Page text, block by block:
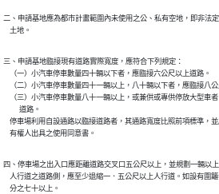
二、申請基地應為都市計畫範圍內未使用之公、私有空地，即非法
    土地。
三、申請基地臨接現有道路實際寬度，應符合下列規定：
    （一）小汽車停車數量四十輛以下者，應臨接六公尺以上道路。
（二）小汽車停車數量四十一輛以上，八十輛以下者，應臨接八
（三）小汽車停車數量八十一輛以上，或兼供或專供停放大型車
          道路。
停車場利用自設通路以臨接道路者，其通路寬度比照前項標準，
    有權人出具之使用同意書。
四、停車場之出入口應距離道路交叉口五公尺以上，並規劃一輛以
人行道之道路側，應至少退縮一．五公尺以上人行道。如設有圍
    分之七十以上。